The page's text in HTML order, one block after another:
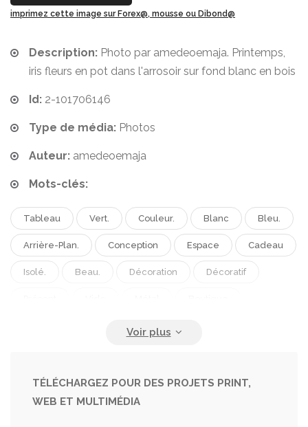
imprimez cette image sur Forex@, mousse ou Dibond@
Description: Photo par amedeoemaja. Printemps,
iris fleurs en pot dans l'arrosoir sur fond blanc en bois
Id: 2-101706146
Type de média: Photos
Auteur: amedeoemaja
Mots-clés:
Tableau Vert. Couleur. Blanc Bleu.
Arrière-Plan. Conception Espace Cadeau
Isolé. Beau. Décoration Décoratif
Nature
Pétale Épanouissement Fleurir Flore
Floral Fleurs. Bois
TÉLÉCHARGEZ POUR DES PROJETS PRINT,
WEB ET MULTIMÉDIA